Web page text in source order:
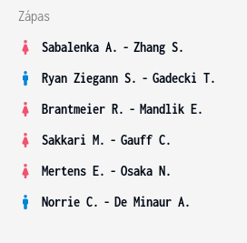
Zápas
Sabalenka A. - Zhang S.
Ryan Ziegann S. - Gadecki T.
Brantmeier R. - Mandlik E.
Sakkari M. - Gauff C.
Mertens E. - Osaka N.
Norrie C. - De Minaur A.